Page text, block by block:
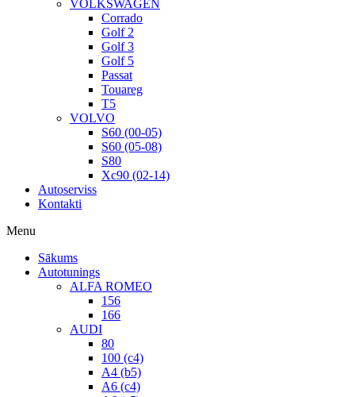
VOLKSWAGEN
Corrado
Golf 2
Golf 3
Golf 5
Passat
Touareg
T5
VOLVO
S60 (00-05)
S60 (05-08)
S80
Xc90 (02-14)
Autoserviss
Kontakti
Menu
Sākums
Autotunings
ALFA ROMEO
156
166
AUDI
80
100 (c4)
A4 (b5)
A6 (c4)